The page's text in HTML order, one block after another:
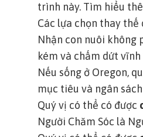
trình này. Tìm hiểu
Các lựa chọn thay thế
Nhận con nuôi không
kém và chấm dứt
Nếu sống ở Oregon,
mục tiêu và ngân
Quý vị có thể có được
Người Chăm Sóc là